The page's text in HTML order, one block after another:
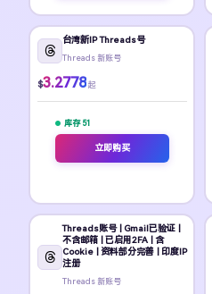
台湾新IP Threads号
Threads 新账号
$3.2778 起
库存 51
立即购买
Threads账号 | Gmail已验证 |
不含邮箱 | 已启用2FA | 含
Cookie | 资料部分完善 | 印度IP
注册
Threads 新账号